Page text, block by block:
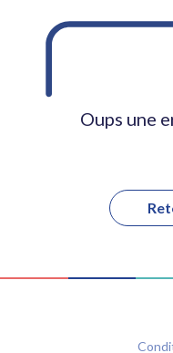
Oups une